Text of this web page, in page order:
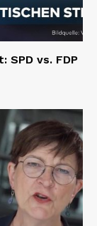
SPD vs. FDP